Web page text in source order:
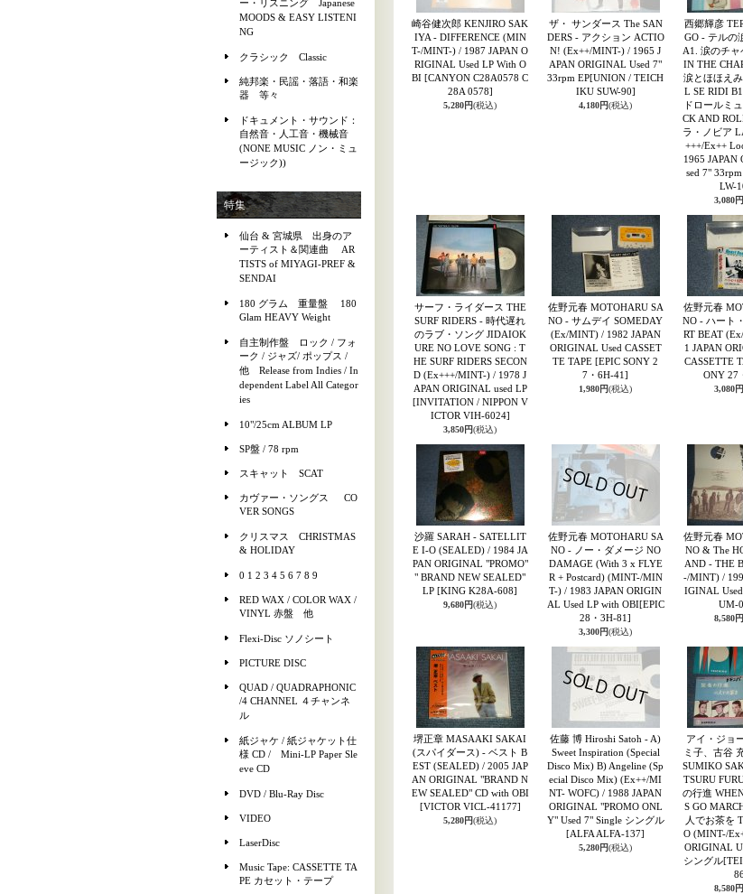
ー・リスニング Japanese
MOODS & EASY LISTENI
NG
クラシック Classic
純邦楽・民謡・落語・和楽
器 等々
ドキュメント・サウンド：
自然音・人工音・機械音
(NONE MUSIC ノン・ミュ
ージック))
特集
仙台 & 宮城県 出身のア
ーティスト＆関連曲 AR
TISTS of MIYAGI-PREF &
SENDAI
180 グラム 重量盤 180
Glam HEAVY Weight
自主制作盤 ロック / フォ
ーク / ジャズ/ ポップス /
他 Release from Indies / In
dependent Label All Categor
ies
10"/25cm ALBUM LP
SP盤 / 78 rpm
スキャット SCAT
カヴァー・ソングス CO
VER SONGS
クリスマス CHRISTMAS
& HOLIDAY
0 1 2 3 4 5 6 7 8 9
RED WAX / COLOR WAX /
VINYL 赤盤 他
Flexi-Disc ソノシート
PICTURE DISC
QUAD / QUADRAPHONIC
/4 CHANNEL ４チャンネ
ル
紙ジャケ / 紙ジャケット仕
様 CD / Mini-LP Paper Sle
eve CD
DVD / Blu-Ray Disc
VIDEO
LaserDisc
Music Tape: CASSETTE TA
PE カセット・テープ
崎谷健次郎 KENJIRO SAK
IYA - DIFFERENCE (MIN
T-/MINT-) / 1987 JAPAN O
RIGINAL Used LP With O
BI [CANYON C28A0578 C
28A 0578]
5,280円(税込)
ザ・ サンダース The SAN
DERS - アクション ACTIO
N! (Ex++/MINT-) / 1965 J
APAN ORIGINAL Used 7"
33rpm EP[UNION / TEICH
IKU SUW-90]
4,180円(税込)
西郷輝彦
GO - テルの
A1. 涙のチャ
IN THE
涙とほほえ
L SE RIDI
ドロールミ
CK AND
ラ・ノビア
+++/Ex++
1965 JAPAN
sed 7" 33rpm
LW-
3,080円
サーフ・ライダース THE
SURF RIDERS - 時代遅れ
のラブ・ソング JIDAIOK
URE NO LOVE SONG : T
HE SURF RIDERS SECON
D (Ex+++/MINT-) / 1978 J
APAN ORIGINAL used LP
[INVITATION / NIPPON V
ICTOR VIH-6024]
3,850円(税込)
佐野元春 MOTOHARU SA
NO - サムデイ SOMEDAY
(Ex/MINT) / 1982 JAPAN
ORIGINAL Used CASSET
TE TAPE [EPIC SONY 2
7・6H-41]
1,980円(税込)
佐野元春
NO - ハート
RT BEAT
1 JAPAN
CASSETTE
ONY 27
3,080円
沙羅 SARAH - SATELLIT
E I-O (SEALED) / 1984 JA
PAN ORIGINAL "PROMO"
" BRAND NEW SEALED"
LP [KING K28A-608]
9,680円(税込)
佐野元春 MOTOHARU SA
NO - ノー・ダメージ NO
DAMAGE (With 3 x FLYE
R + Postcard) (MINT-/MIN
T-) / 1983 JAPAN ORIGIN
AL Used LP with OBI[EPIC
28・3H-81]
3,300円(税込)
佐野元春
NO & The
AND - THE
-/MINT) /
IGINAL
UM-
8,580円
堺正章 MASAAKI SAKAI
(スパイダース) - ベスト B
EST (SEALED) / 2005 JAP
AN ORIGINAL "BRAND N
EW SEALED" CD with OBI
[VICTOR VICL-41177]
5,280円(税込)
佐藤 博 Hiroshi Satoh - A)
Sweet Inspiration (Special
Disco Mix) B) Angeline (Sp
ecial Disco Mix) (Ex++/MI
NT- WOFC) / 1988 JAPAN
ORIGINAL "PROMO ONL
Y" Used 7" Single シングル
[ALFA ALFA-137]
5,280円(税込)
アイ・ジョ
ミ子、古谷
SUMIKO
TSURU
の行進
S GO
人でお茶を
O (MINT-/
ORIGINAL
シングル
8,580円